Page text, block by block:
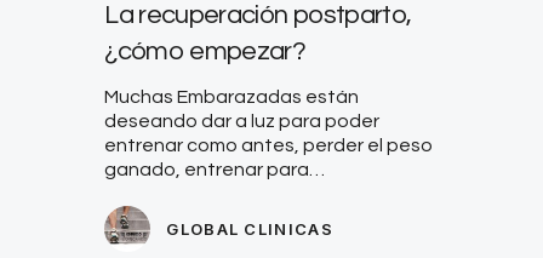
La recuperación postparto,
¿cómo empezar?
Muchas Embarazadas están
deseando dar a luz para poder
entrenar como antes, perder el peso
ganado, entrenar para…
GLOBAL CLINICAS